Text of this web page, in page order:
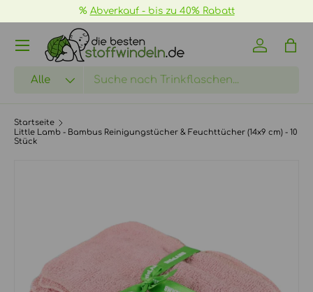
DIREKT ZUM INHALT
% Abverkauf - bis zu 40% Rabatt
Suchen
Alle
Einloggen
Startseite
Little Lamb - Bambus Reinigungstücher & Feuchttücher (14x9 cm) - 10
Stück